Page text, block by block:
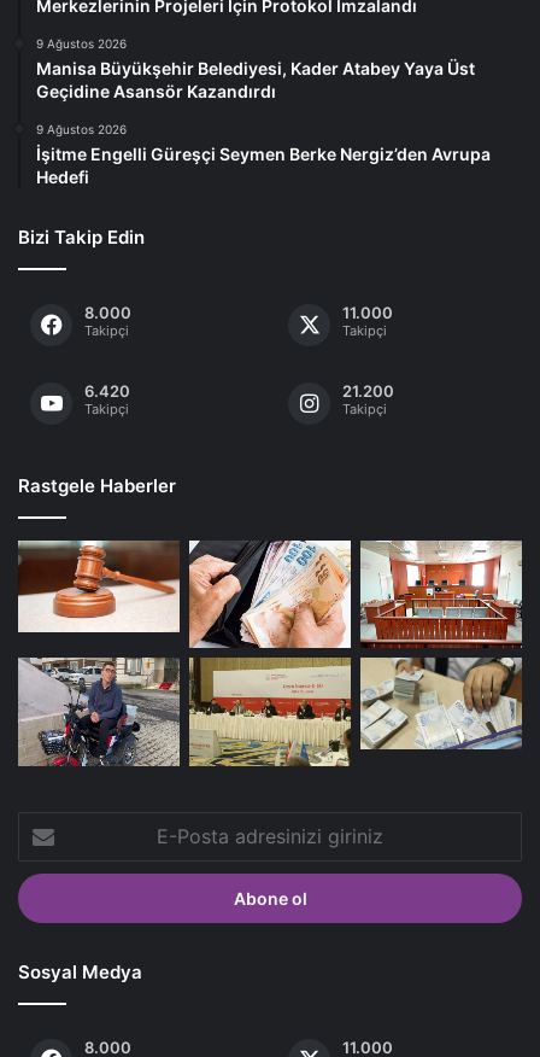
Merkezlerinin Projeleri İçin Protokol İmzalandı
9 Ağustos 2026
Manisa Büyükşehir Belediyesi, Kader Atabey Yaya Üst
Geçidine Asansör Kazandırdı
9 Ağustos 2026
İşitme Engelli Güreşçi Seymen Berke Nergiz’den Avrupa
Hedefi
Bizi Takip Edin
8.000
Takipçi
11.000
Takipçi
6.420
Takipçi
21.200
Takipçi
Rastgele Haberler
Posta
adresinizi
giriniz
Sosyal Medya
8.000 11.000